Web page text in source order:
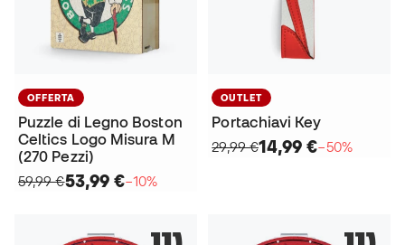
OFFERTA
Puzzle di Legno Boston
Celtics Logo Misura M
(270 Pezzi)
59,99 €53,99 €−10%
OUTLET
Portachiavi Key
29,99 €14,99 €−50%